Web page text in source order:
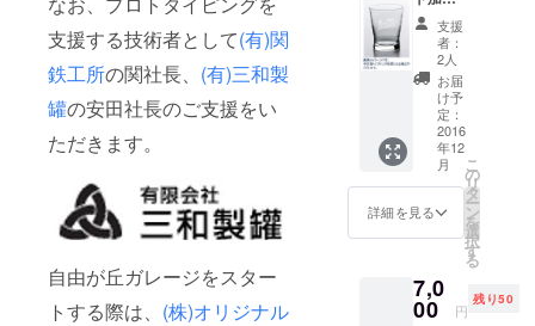
支援する技術者として(有)関
鉄工所の関社長、 (有)三和製
罐の安田社長のご支援をい
ただきます。
自由が丘ガレージをスター
トする際は、 (株)オリジナル
を施し
たオリ
ジナル
タンブ
ラー
（ガラ
ス製）
高さ：
150mm
前後の
タンブ
ラーを
ていま
す。
支援
者：
2人
お届
け予
定：
2016
年12
月
詳細を見る
こ
の
リ
タ
ー
ン
を
選
択
す
る
7,0
00 円
残り50